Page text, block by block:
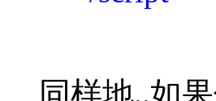
同样地..如